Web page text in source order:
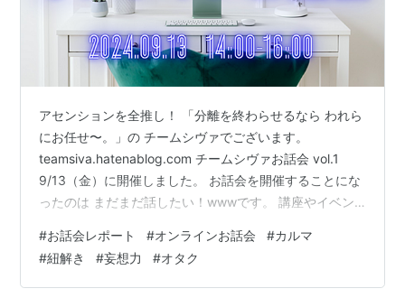
アセンションを全推し！ 「分離を終わらせるなら われら
にお任せ〜。」の チームシヴァでございます。
teamsiva.hatenablog.com チームシヴァお話会 vol.1
9/13（金）に開催しました。 お話会を開催することにな
ったのは まだまだ話したい！wwwです。 講座やイベン
いけど時間的制約のため 話せないものが沢山ありまし
て。 お話きれない（できない）ものとは ①私たちの個
人体験談 （面白いけど長いwww） ②個人的見解 （ぶっ
#お話会レポート #オンラインお話会 #カルマ
#紐解き #妄想力 #オタク